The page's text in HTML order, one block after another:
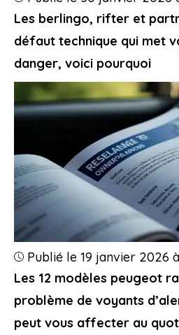
Les berlingo, rifter et
défaut technique qui met
danger, voici pourquoi
Les 12 modèles peugeot
problème de voyants
peut vous affecter au
Publié le 19 janvier 2026